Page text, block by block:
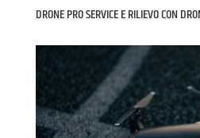
DRONE PRO SERVICE E RILIEVO CON